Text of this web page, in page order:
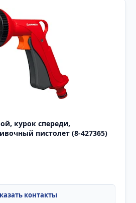
курок спереди,
пистолет (8-427365)